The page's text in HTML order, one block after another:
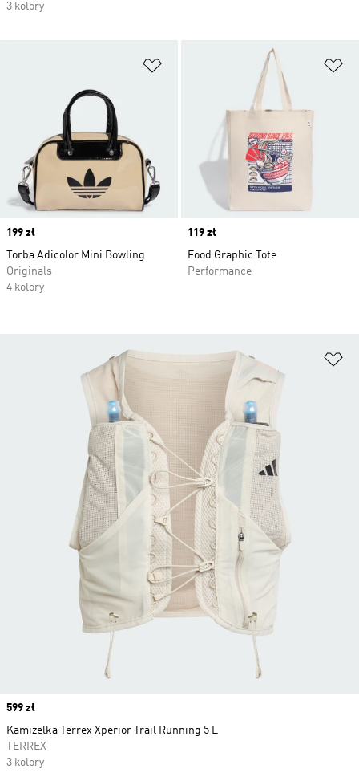
3 kolory
Dodaj do listy życzeń
Price
199 zł
Torba Adicolor Mini Bowling
Originals
4 kolory
Price
119 zł
Food Graphic Tote
Performance
Price
599 zł
Kamizelka Terrex Xperior Trail Running 5 L
TERREX
3 kolory